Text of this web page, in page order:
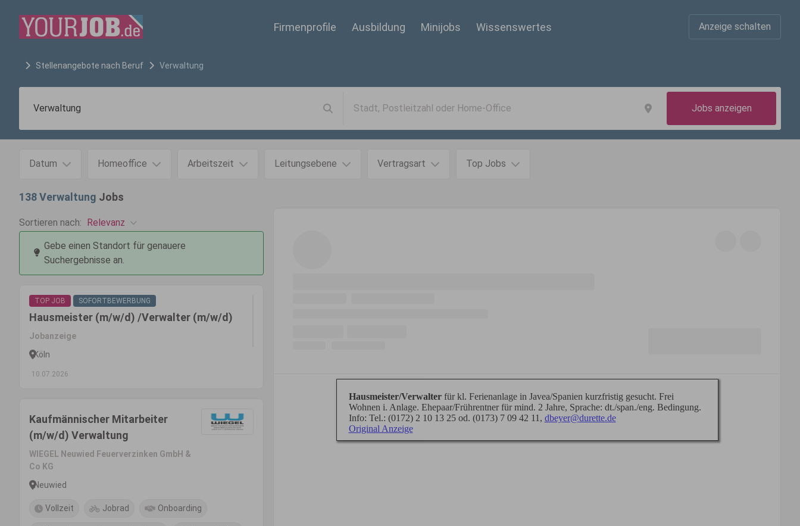
Firmenprofile Ausbildung Minijobs Wissenswertes Anzeige schalten
Stellenangebote nach Beruf Verwaltung
Jobs anzeigen
Datum Homeoffice Arbeitszeit Leitungsebene Vertragsart Top Jobs
138Verwaltung Jobs
Sortieren nach: Relevanz
Gebe einen Standort für genauere
Suchergebnisse an.
TOP JOB SOFORTBEWERBUNG
Hausmeister (m/w/d) /Verwalter (m/w/d)
Jobanzeige
Köln
10.07.2026
Kaufmännischer Mitarbeiter
(m/w/d) Verwaltung
WIEGEL Neuwied Feuerverzinken GmbH &
Co KG
Neuwied
Vollzeit Jobrad Onboarding